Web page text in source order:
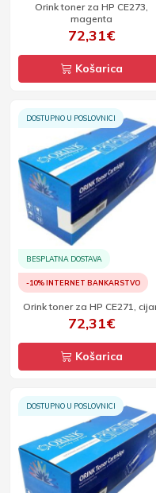
Orink toner za HP CE273,
magenta
72,31€
Košarica
DOSTUPNO U POSLOVNICI
BESPLATNA DOSTAVA
-10% INTERNET BANKARSTVO
Orink toner za HP CE271,
72,31€
Košarica
DOSTUPNO U POSLOVNICI